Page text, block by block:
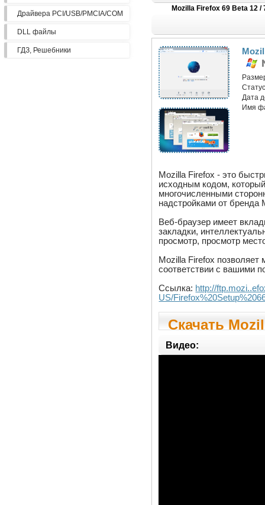
Драйвера PCI/USB/PMCIA/COM
DLL файлы
ГДЗ, Решебники
Mozilla Firefox 69 Beta 12 /
Дата
Имя
Mozilla Firefox - это
исходным кодом,
многочисленными
надстройками от бренда
Веб-браузер имеет
закладки,
просмотр, просмотр
Mozilla Firefox позволяет
соответствии с вашими
Ссылка: http://
US/
Скачать
Nightly
Видео: